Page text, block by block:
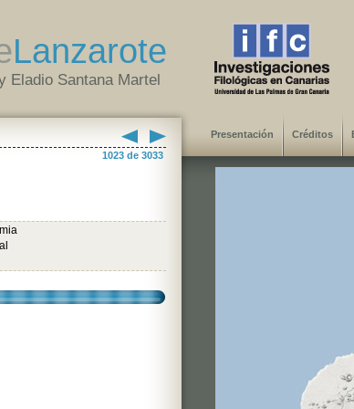
Lanzarote
Eladio Santana Martel
1023 de 3033
Presentación Créditos